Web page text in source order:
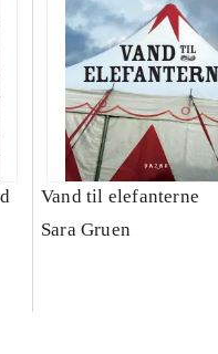
Vand til elefanterne
Sara Gruen